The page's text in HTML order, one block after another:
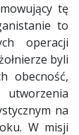
tę
to
operacji
byli
obecność,
na
W misji